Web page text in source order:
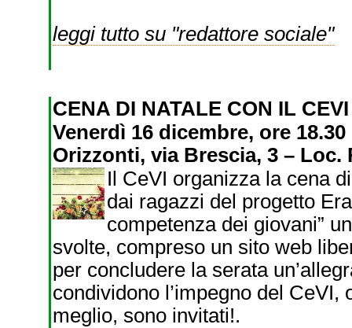
leggi tutto su "redattore sociale"
CENA DI NATALE CON IL
Venerdì 16 dicembre, ore
Orizzonti, via Brescia, 3 – Loc.
Il CeVI organizza la cena
dai ragazzi del progetto
competenza dei giovani”
svolte, compreso un sito web
per concludere la serata
condividono l’impegno del
meglio, sono invitati!.